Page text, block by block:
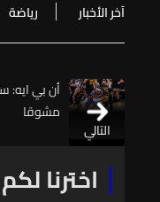
آخر الأخبار رياضة
التالي
أن بي ايه:
مشوقا
اخترنا لكم